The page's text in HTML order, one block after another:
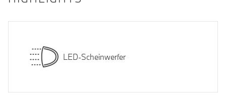
LED-Scheinwerfer